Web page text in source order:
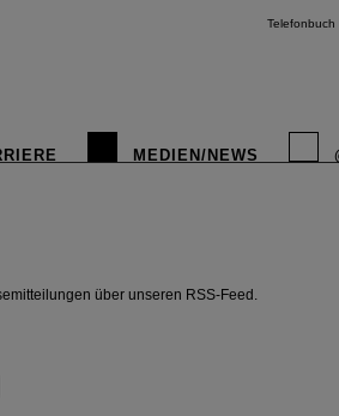
Telefonbuch
MEDIEN/NEWS
über unseren RSS-Feed.